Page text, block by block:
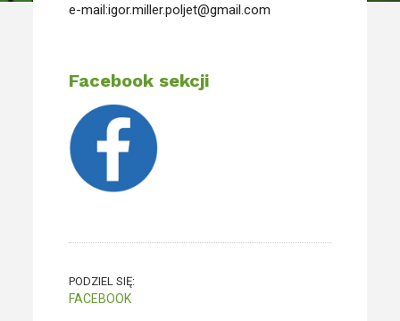
e-mail:igor.miller.poljet@gmail.com
Facebook sekcji
PODZIEL SIĘ:
FACEBOOK